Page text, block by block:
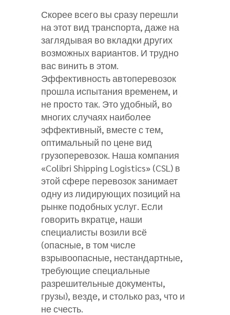
Скорее всего вы сразу перешли
на этот вид транспорта, даже на
заглядывая во вкладки других
возможных вариантов. И трудно
вас винить в этом.
Эффективность автоперевозок
прошла испытания временем, и
не просто так. Это удобный, во
многих случаях наиболее
эффективный, вместе с тем,
оптимальный по цене вид
грузоперевозок. Наша компания
«Colibri Shipping Logistics» (CSL) в
этой сфере перевозок занимает
одну из лидирующих позиций на
рынке подобных услуг. Если
говорить вкратце, наши
специалисты возили всё
(опасные, в том числе
взрывоопасные, нестандартные,
требующие специальные
разрешительные документы,
грузы), везде, и столько раз, что и
не счесть.